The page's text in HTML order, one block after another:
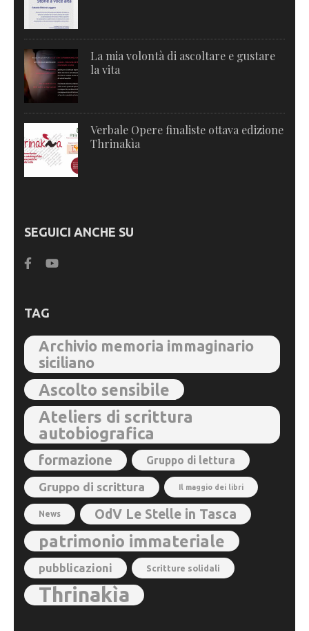
La mia volontà di ascoltare e gustare
la vita
Verbale Opere finaliste ottava edizione
Thrinakìa
SEGUICI ANCHE SU
TAG
Archivio memoria immaginario
siciliano
Ascolto sensibile
Ateliers di scrittura
autobiografica
formazione Gruppo di lettura
Gruppo di scrittura Il maggio dei libri
News OdV Le Stelle in Tasca
patrimonio immateriale
pubblicazioni Scritture solidali
Thrinakìa